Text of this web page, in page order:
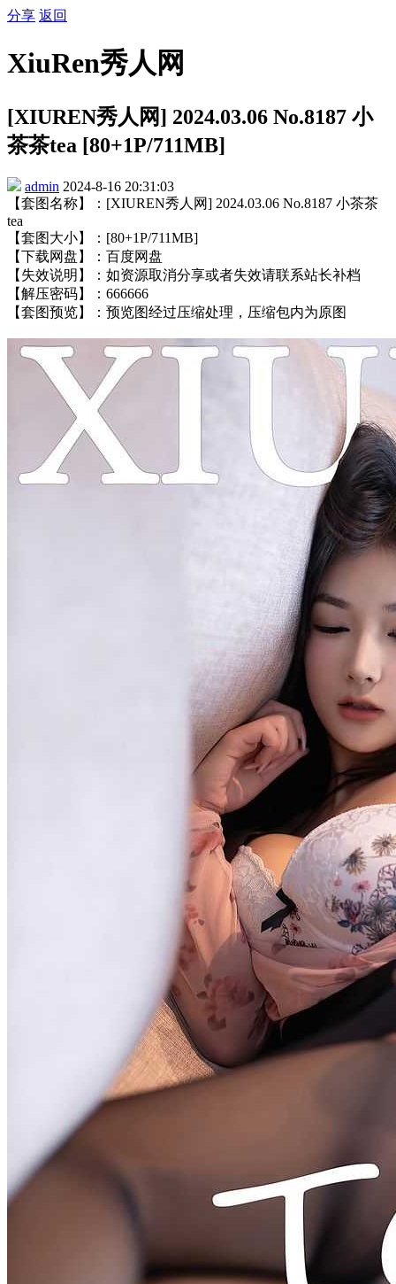
分享 返回
XiuRen秀人网
[XIUREN秀人网] 2024.03.06 No.8187 小
茶茶tea [80+1P/711MB]
admin 2024-8-16 20:31:03
【套图名称】：[XIUREN秀人网] 2024.03.06 No.8187 小茶茶
tea
【套图大小】：[80+1P/711MB]
【下载网盘】：百度网盘
【失效说明】：如资源取消分享或者失效请联系站长补档
【解压密码】：666666
【套图预览】：预览图经过压缩处理，压缩包内为原图